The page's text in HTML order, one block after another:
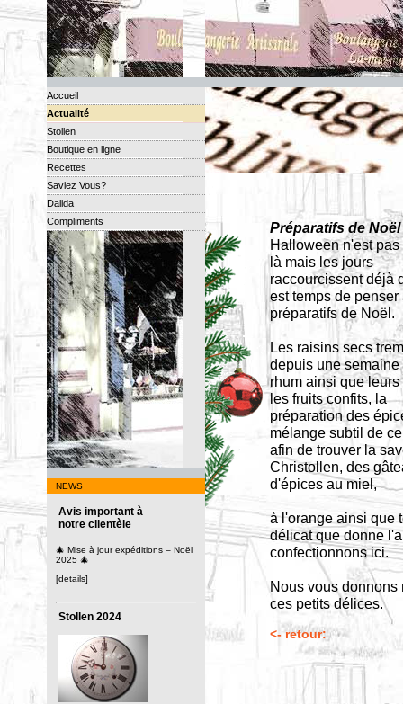
Accueil
Actualité
Stollen
Boutique en ligne
Recettes
Saviez Vous?
Dalida
Compliments
NEWS
Avis important à
notre clientèle
🎄 Mise à jour expéditions – Noël
2025 🎄
[details]
Stollen 2024
Préparatifs de Noël
Halloween n'est pas
là mais les jours
raccourcissent déjà
est temps de penser
préparatifs de Noël.
Les raisins secs
depuis une semaine
rhum ainsi que
les fruits confits, la
préparation des
mélange subtil de
afin de trouver la
Christollen, des
d'épices au miel,
à l'orange ainsi que
délicat que donne
confectionnons ici.
Nous vous donnons
ces petits délices.
<- retour: